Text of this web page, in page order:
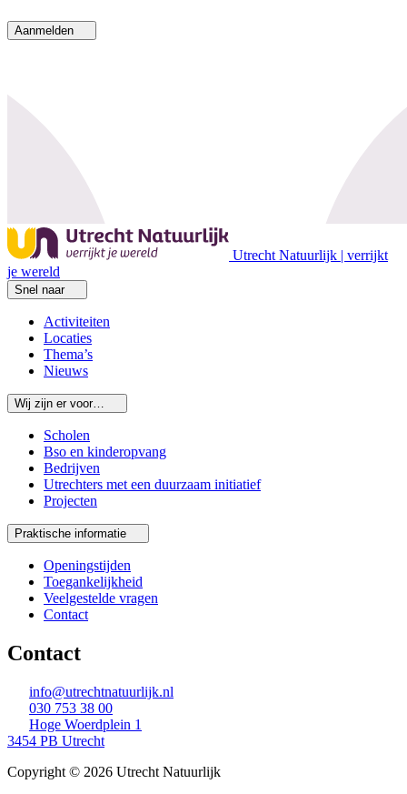
Aanmelden
Utrecht Natuurlijk | verrijkt
je wereld
Snel naar
Activiteiten
Locaties
Thema’s
Nieuws
Wij zijn er voor…
Scholen
Bso en kinderopvang
Bedrijven
Utrechters met een duurzaam initiatief
Projecten
Praktische informatie
Openingstijden
Toegankelijkheid
Veelgestelde vragen
Contact
Contact
info@utrechtnatuurlijk.nl
030 753 38 00
Hoge Woerdplein 1
3454 PB Utrecht
Copyright © 2026 Utrecht Natuurlijk